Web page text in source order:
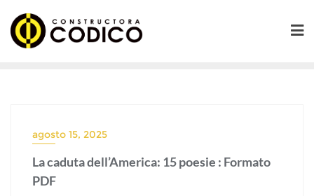
contenido
agosto 15, 2025
La caduta dell’America: 15 poesie : Formato
PDF